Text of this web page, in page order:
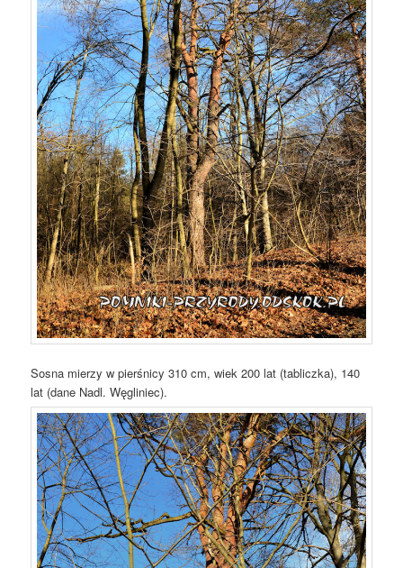
Sosna mierzy w pierśnicy 310 cm, wiek 200 lat (tabliczka), 140
lat (dane Nadl. Węgliniec).